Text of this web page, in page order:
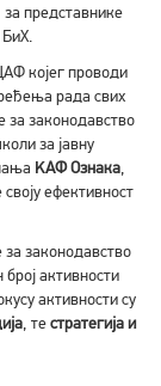
за представнике
БиХ.
којег проводи
рада свих
за законодавство
за јавну
KАФ Ознака,
ефективност
законодавство
активности
активности су
, тестратегија и